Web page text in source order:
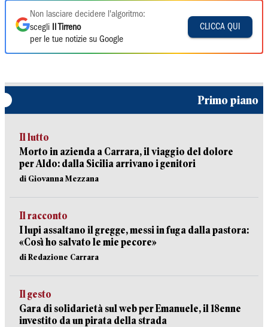
Non lasciare decidere l'algoritmo:
scegli
Il Tirreno
per le tue notizie su Google
CLICCA QUI
Primo piano
Il lutto
Morto in azienda a Carrara, il viaggio del dolore
per Aldo: dalla Sicilia arrivano i genitori
di Giovanna Mezzana
Il racconto
I lupi assaltano il gregge, messi in fuga dalla pastora:
«Così ho salvato le mie pecore»
di Redazione Carrara
Il gesto
Gara di solidarietà sul web per Emanuele, il 18enne
investito da un pirata della strada